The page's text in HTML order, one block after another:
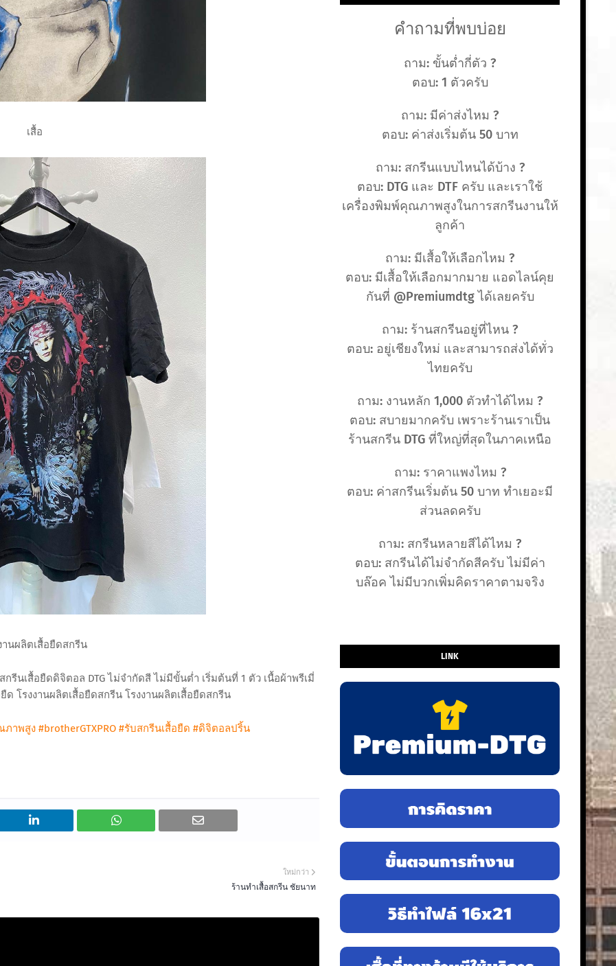
เสื้อ
านผลิตเสื้อยืดสกรีน
รีนเสื้อยืดดิจิตอล DTG ไม่จำกัดสี ไม่มีขั้นต่ำ เริ่มต้นที่ 1 ตัว เนื้อผ้าพรีเมี่
โรงงานผลิตเสื้อยืดสกรีน โรงงานผลิตเสื้อยืดสกรีน
ภาพสูง #brotherGTXPRO #รับสกรีนเสื้อยืด #ดิจิตอลปริ้น
ใหม่กว่า
ร้านทําเสื้อสกรีน ชัยนาท
คำถามที่พบบ่อย
ถาม: ขั้นต่ำกี่ตัว ?
ตอบ: 1 ตัวครับ
ถาม: มีค่าส่งไหม ?
ตอบ: ค่าส่งเริ่มต้น 50 บาท
ถาม: สกรีนแบบไหนได้บ้าง ?
ตอบ: DTG และ DTF ครับ และเราใช้
เครื่องพิมพ์คุณภาพสูงในการสกรีนงานให้
ลูกค้า
ถาม: มีเสื้อให้เลือกไหม ?
ตอบ: มีเสื้อให้เลือกมากมาย แอดไลน์คุย
กันที่ @Premiumdtg ได้เลยครับ
ถาม: ร้านสกรีนอยู่ที่ไหน ?
ตอบ: อยู่เชียงใหม่ และสามารถส่งได้ทั่ว
ไทยครับ
ถาม: งานหลัก 1,000 ตัวทำได้ไหม ?
ตอบ: สบายมากครับ เพราะร้านเราเป็น
ร้านสกรีน DTG ที่ใหญ่ที่สุดในภาคเหนือ
ถาม: ราคาแพงไหม ?
ตอบ: ค่าสกรีนเริ่มต้น 50 บาท ทำเยอะมี
ส่วนลดครับ
ถาม: สกรีนหลายสีได้ไหม ?
ตอบ: สกรีนได้ไม่จำกัดสีครับ ไม่มีค่า
บล๊อค ไม่มีบวกเพิ่มคิดราคาตามจริง
LINK